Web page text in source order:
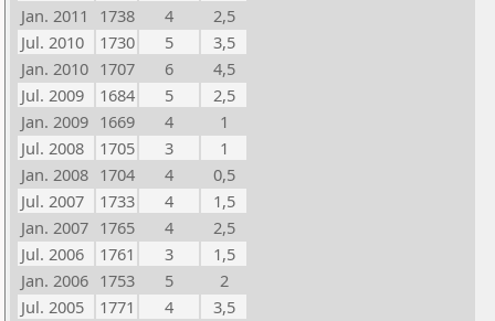
Jan. 2011
1738 4
2,5
Jul. 2010
1730 5
3,5
Jan. 2010 1707 6
4,5
Jul. 2009
1684 5
2,5
Jan. 2009 1669 4
1
Jul. 2008
1705 3
1
Jan. 2008 1704 4
0,5
Jul. 2007
1733 4
1,5
Jan. 2007 1765 4
2,5
Jul. 2006
1761 3
1,5
Jan. 2006 1753 5
2
Jul. 2005
1771 4
3,5